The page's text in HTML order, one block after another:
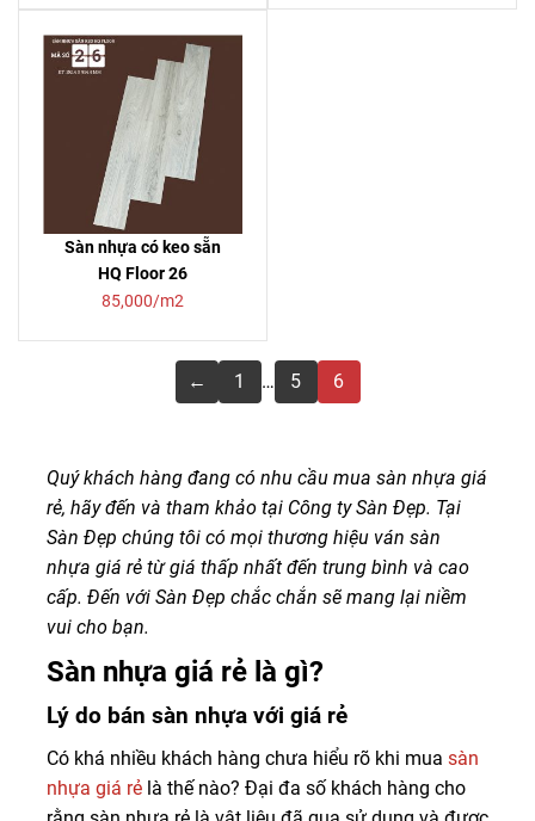
Sàn nhựa có keo sẵn
HQ Floor 26
85,000/m2
← 1 … 5 6
Quý khách hàng đang có nhu cầu mua sàn nhựa giá
rẻ, hãy đến và tham khảo tại Công ty Sàn Đẹp. Tại
Sàn Đẹp chúng tôi có mọi thương hiệu ván sàn
nhựa giá rẻ từ giá thấp nhất đến trung bình và cao
cấp. Đến với Sàn Đẹp chắc chắn sẽ mang lại niềm
vui cho bạn.
Sàn nhựa giá rẻ là gì?
Lý do bán sàn nhựa với giá rẻ
Có khá nhiều khách hàng chưa hiểu rõ khi mua sàn
nhựa giá rẻ là thế nào? Đại đa số khách hàng cho